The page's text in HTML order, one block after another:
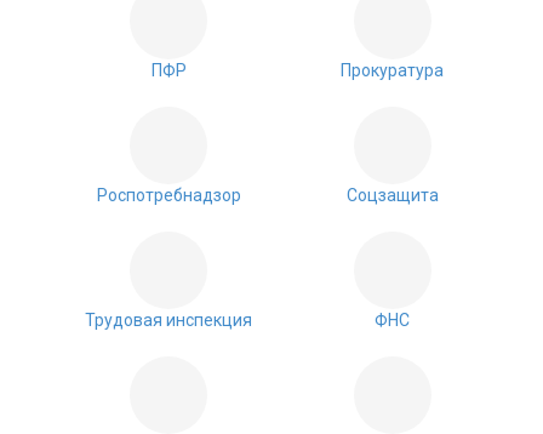
ПФР Прокуратура
Роспотребнадзор Соцзащита
Трудовая инспекция ФНС